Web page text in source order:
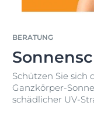
BERATUNG
Schützen Sie sich
Ganzkörper-
schädlicher UV-